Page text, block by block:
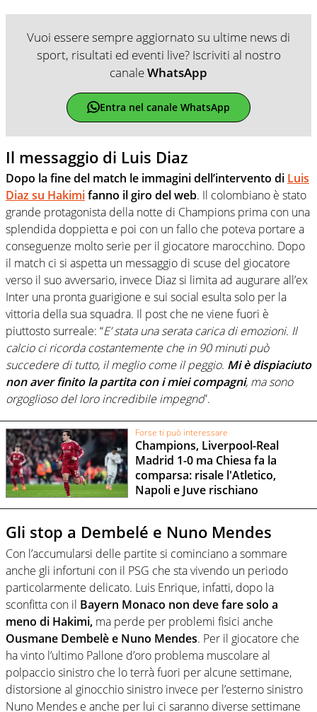
Vuoi essere sempre aggiornato su ultime news di
sport, risultati ed eventi live? Iscriviti al nostro
canaleWhatsApp
Entra nel canale WhatsApp
Il messaggio di Luis Diaz
Dopo la fine del match le immagini dell’intervento di Luis
Diaz su Hakimifanno il giro del web. Il colombiano è stato
grande protagonista della notte di Champions prima con una
splendida doppietta e poi con un fallo che poteva portare a
conseguenze molto serie per il giocatore marocchino. Dopo
il match ci si aspetta un messaggio di scuse del giocatore
verso il suo avversario, invece Diaz si limita ad augurare all’ex
Inter una pronta guarigione e sui social esulta solo per la
vittoria della sua squadra. Il post che ne viene fuori è
piuttosto surreale: “E’ stata una serata carica di emozioni. Il
calcio ci ricorda costantemente che in 90 minuti può
succedere di tutto, il meglio come il peggio. Mi è dispiaciuto
non aver finito la partita con i miei compagni, ma sono
orgoglioso del loro incredibile impegno”.
Forse ti può interessare
Champions, Liverpool-Real
Madrid 1-0 ma Chiesa fa la
comparsa: risale l'Atletico,
Napoli e Juve rischiano
Gli stop a Dembelé e Nuno Mendes
Con l’accumularsi delle partite si cominciano a sommare
anche gli infortuni con il PSG che sta vivendo un periodo
particolarmente delicato. Luis Enrique, infatti, dopo la
sconfitta con il Bayern Monaco non deve fare solo a
meno di Hakimi, ma perde per problemi fisici anche
Ousmane Dembelè e Nuno Mendes. Per il giocatore che
ha vinto l’ultimo Pallone d’oro problema muscolare al
polpaccio sinistro che lo terrà fuori per alcune settimane,
distorsione al ginocchio sinistro invece per l’esterno sinistro
Nuno Mendes e anche per lui ci saranno diverse settimane